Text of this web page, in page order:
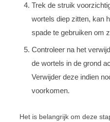
Trek de struik
wortels diep zitten, kan
spade te gebruiken om
Controleer na het
de wortels in de grond
Verwijder deze indien
voorkomen.
Het is belangrijk om deze